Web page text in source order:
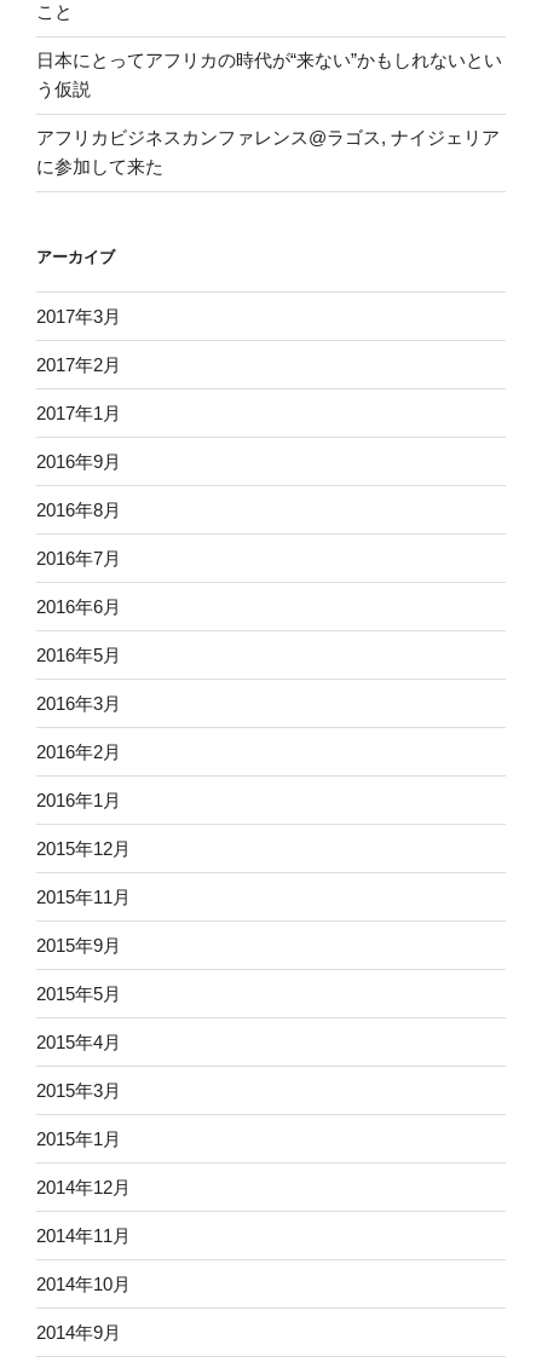
こと
日本にとってアフリカの時代が“来ない”かもしれないとい
う仮説
アフリカビジネスカンファレンス@ラゴス, ナイジェリア
に参加して来た
アーカイブ
2017年3月
2017年2月
2017年1月
2016年9月
2016年8月
2016年7月
2016年6月
2016年5月
2016年3月
2016年2月
2016年1月
2015年12月
2015年11月
2015年9月
2015年5月
2015年4月
2015年3月
2015年1月
2014年12月
2014年11月
2014年10月
2014年9月